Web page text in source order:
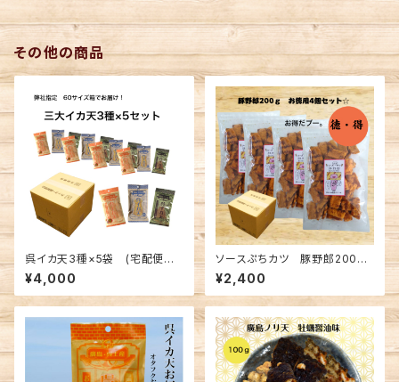
その他の商品
呉イカ天3種×5袋 (宅配便手
数料無料)
¥4,000
ソースぷちカツ 豚野郎200ｇ×
4(送料別)
¥2,400